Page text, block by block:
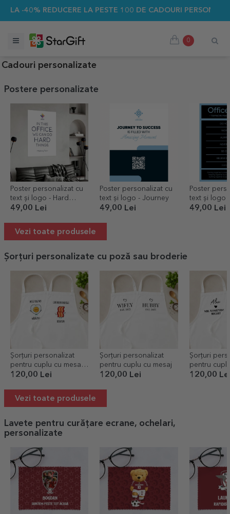
LA -40% REDUCERE LA PESTE 100 DE CADOURI
0
Cadouri personalizate
Postere personalizate
Poster personalizat cu
text și logo - Hard
Things
49,00 Lei
Poster personalizat cu
text și logo - Journey
49,00 Lei
Poster
text și logo
Rules
49,00 Lei
Vezi toate produsele
Șorțuri personalizate cu poză sau broderie
Șorțuri personalizat
pentru cuplu cu mesaj
amuzant - Bacon and
120,00 Lei
Șorțuri personalizat
pentru cuplu cu mesaj
120,00 Lei
Șorțuri
pentru
right
120,00
Vezi toate produsele
Lavete pentru curățare ecrane, ochelari,
personalizate